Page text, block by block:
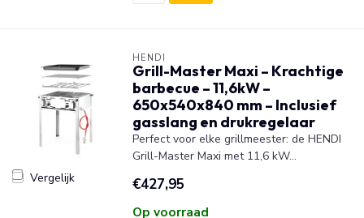
Vergelijk
HENDI
Grill-Master Maxi – Krachtige
barbecue – 11,6kW –
650x540x840 mm – Inclusief
gasslang en drukregelaar
Perfect voor elke grillmeester: de HENDI
Grill-Master Maxi met 11,6 kW...
€427,95
Op voorraad